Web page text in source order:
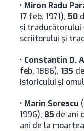
• Miron Radu
17 feb. 1971), 50
şi traducătorului
scriitorului și
• Constantin D.
feb. 1886), 135
istoricului şi
• Marin Sorescu
1996), 85 de ani
ani de la